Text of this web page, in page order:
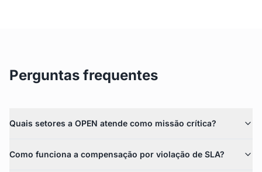
Perguntas frequentes
Quais setores a OPEN atende como missão crítica?
Como funciona a compensação por violação de SLA?